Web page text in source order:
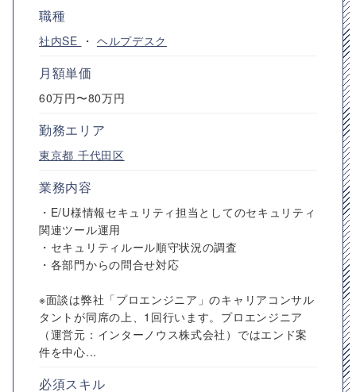
職種
社内SE ・ ヘルプデスク
月額単価
60万円〜80万円
勤務エリア
東京都 千代田区
業務内容
・E/U様情報セキュリティ担当としてのセキュリティ
関連ツール運用
・セキュリティルール順守状況の調査
・各部門からの問合せ対応
※面談は弊社「プロエンジニア」のキャリアコンサル
タントが同席の上、1回行います。プロエンジニア
（運営元：インターノウス株式会社）ではエンド案
件を中心...
必須スキル